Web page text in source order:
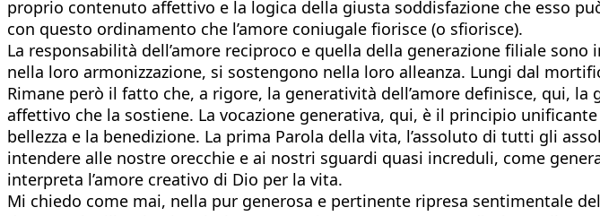
proprio contenuto affettivo e la logica della giusta soddisfazione che esso
con questo ordinamento che l’amore coniugale fiorisce (o sfiorisce).
La responsabilità dell’amore reciproco e quella della generazione filiale
nella loro armonizzazione, si sostengono nella loro alleanza. Lungi dal
Rimane però il fatto che, a rigore, la generatività dell’amore definisce, qui,
affettivo che la sostiene. La vocazione generativa, qui, è il principio
bellezza e la benedizione. La prima Parola della vita, l’assoluto di tutti gli
intendere alle nostre orecchie e ai nostri sguardi quasi increduli, come
interpreta l’amore creativo di Dio per la vita.
Mi chiedo come mai, nella pur generosa e pertinente ripresa sentimentale